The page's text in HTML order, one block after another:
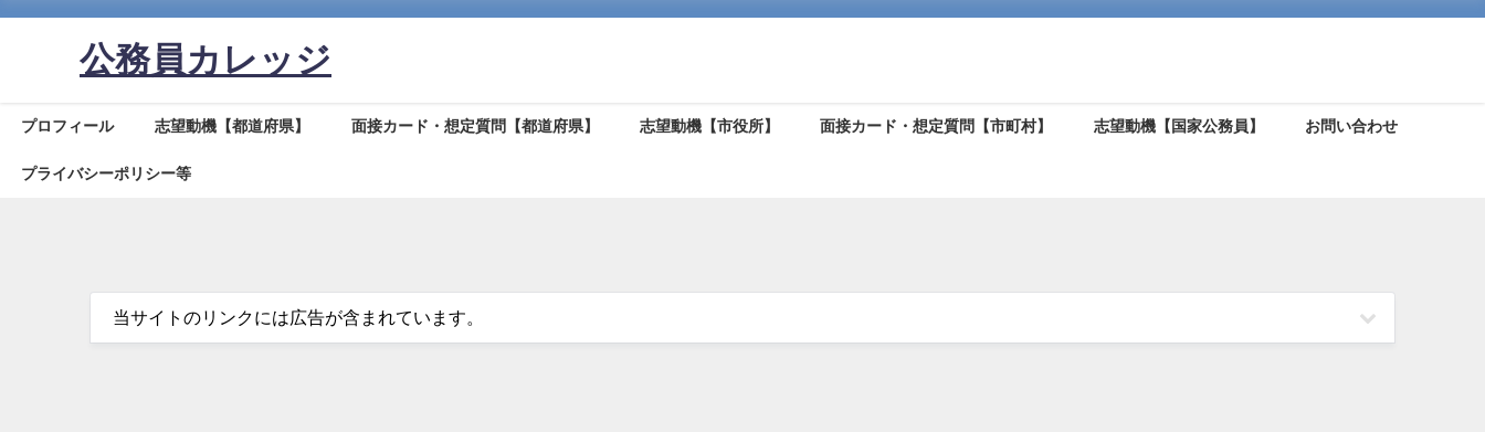
公務員カレッジ
プロフィール 志望動機【都道府県】 面接カード・想定質問【都道府県】 志望動機【市役所】 面接カード・想定質問【市町村】 志望動機【国家公務員】 お問い合わせ
プライバシーポリシー等
当サイトのリンクには広告が含まれています。